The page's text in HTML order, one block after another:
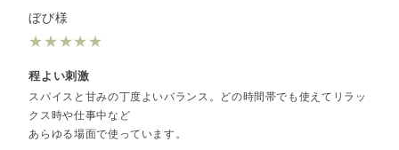
ぼび様
★★★★★
程よい刺激
スパイスと甘みの丁度よいバランス。どの時間帯でも使えてリラッ
クス時や仕事中など
あらゆる場面で使っています。